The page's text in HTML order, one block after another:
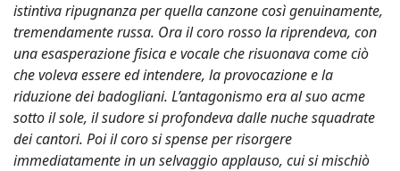
istintiva ripugnanza per quella canzone così genuinamente,
tremendamente russa. Ora il coro rosso la riprendeva, con
una esasperazione fisica e vocale che risuonava come ciò
che voleva essere ed intendere, la provocazione e la
riduzione dei badogliani. L’antagonismo era al suo acme
sotto il sole, il sudore si profondeva dalle nuche squadrate
dei cantori. Poi il coro si spense per risorgere
immediatamente in un selvaggio applauso, cui si mischiò